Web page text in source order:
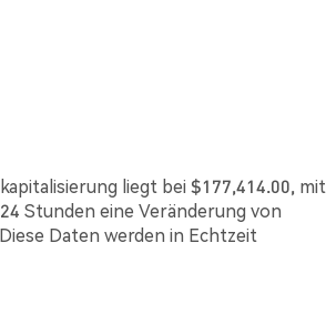
liegt bei $177,414.00, mit
Stunden eine Veränderung von
Daten werden in Echtzeit